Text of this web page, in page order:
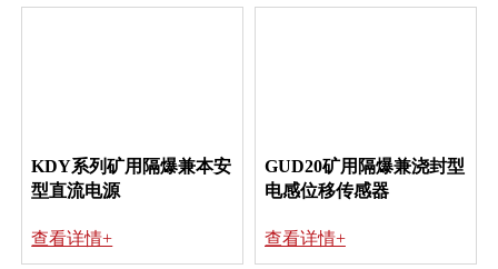
KDY系列矿用隔爆兼本安
型直流电源
查看详情+
GUD20矿用隔爆兼浇封型
电感位移传感器
查看详情+